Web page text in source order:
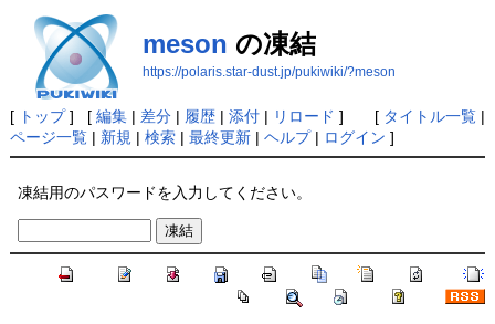
meson の凍結
https://polaris.star-dust.jp/pukiwiki/?meson
[ トップ] [ 編集| 差分| 履歴| 添付| リロード ] [ タイトル一覧|
ページ一覧| 新規 | 検索| 最終更新| ヘルプ| ログイン ]
凍結用のパスワードを入力してください。